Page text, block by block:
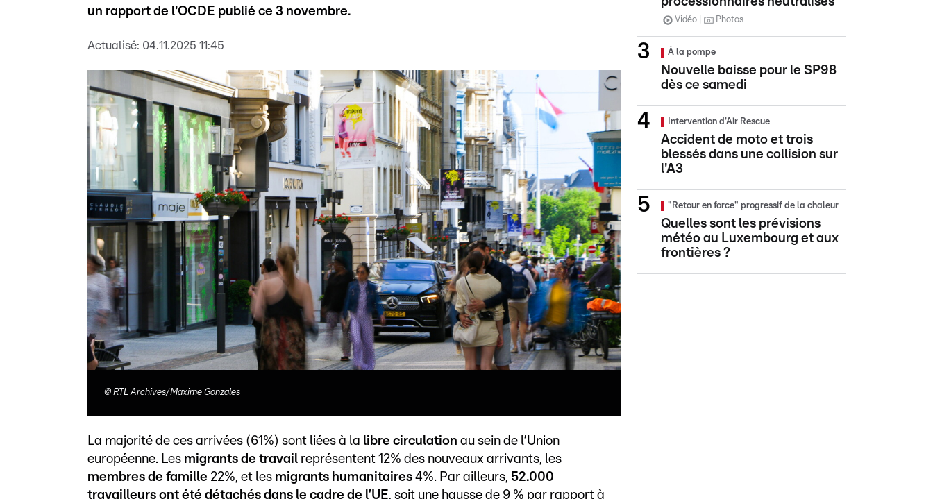
un rapport de l'OCDE publié ce 3 novembre.
Actualisé: 04.11.2025 11:45
© RTL Archives/Maxime Gonzales
La majorité de ces arrivées (61%) sont liées à la libre circulation au sein de l’Union
européenne. Les migrants de travail représentent 12% des nouveaux arrivants, les
membres de famille 22%, et les migrants humanitaires 4%. Par ailleurs, 52.000
travailleurs ont été détachés dans le cadre de l’UE, soit une hausse de 9 % par rapport à
Vidéo Photos
À la pompe
Nouvelle baisse pour le SP98
dès ce samedi
Intervention d'Air Rescue
Accident de moto et trois
blessés dans une collision sur
l'A3
"Retour en force" progressif de la chaleur
Quelles sont les prévisions
météo au Luxembourg et aux
frontières ?